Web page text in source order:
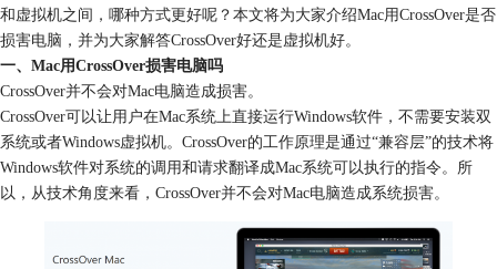
和虚拟机之间，哪种方式更好呢？本文将为大家介绍Mac用CrossOver是否
损害电脑，并为大家解答CrossOver好还是虚拟机好。
一、Mac用CrossOver损害电脑吗
CrossOver并不会对Mac电脑造成损害。
CrossOver可以让用户在Mac系统上直接运行Windows软件，不需要安装双
系统或者Windows虚拟机。CrossOver的工作原理是通过“兼容层”的技术将
Windows软件对系统的调用和请求翻译成Mac系统可以执行的指令。所
以，从技术角度来看，CrossOver并不会对Mac电脑造成系统损害。